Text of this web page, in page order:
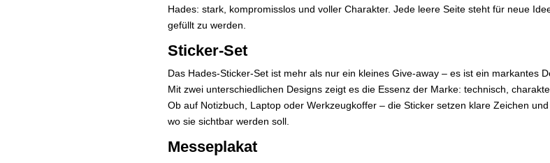
Hades: stark, kompromisslos und voller Charakter. Jede leere Seite steht für neue
gefüllt zu werden.
Sticker-Set
Das Hades-Sticker-Set ist mehr als nur ein kleines Give-away – es ist ein markantes
Mit zwei unterschiedlichen Designs zeigt es die Essenz der Marke: technisch,
Ob auf Notizbuch, Laptop oder Werkzeugkoffer – die Sticker setzen klare Zeichen
wo sie sichtbar werden soll.
Messeplakat